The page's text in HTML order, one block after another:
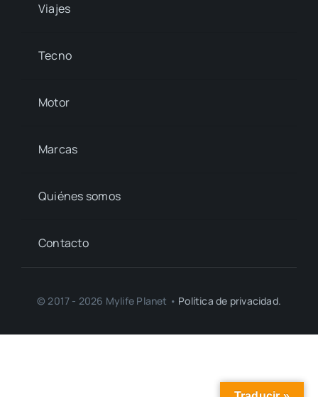
Viajes
Tecno
Motor
Marcas
Quiénes somos
Contacto
© 2017 - 2026 Mylife Planet • Política de privacidad.